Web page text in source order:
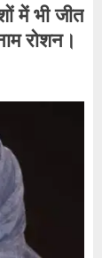
में भी जीत
रोशन।